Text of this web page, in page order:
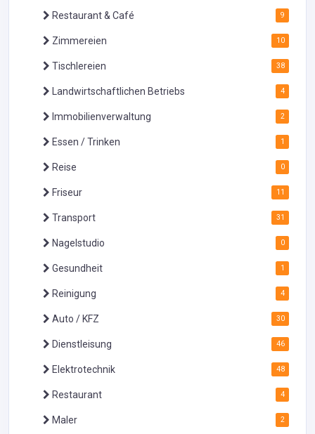
Restaurant & Café 9
Zimmereien 10
Tischlereien 38
Landwirtschaftlichen Betriebs 4
Immobilienverwaltung 2
Essen / Trinken 1
Reise 0
Friseur 11
Transport 31
Nagelstudio 0
Gesundheit 1
Reinigung 4
Auto / KFZ 30
Dienstleisung 46
Elektrotechnik 48
Restaurant 4
Maler 2